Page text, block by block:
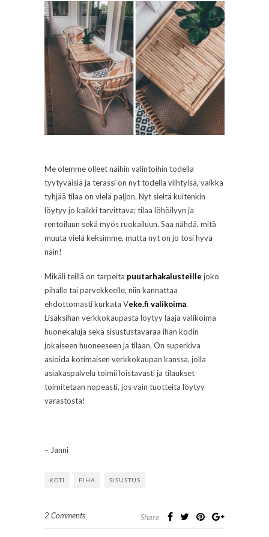
Me olemme olleet näihin valintoihin todella
tyytyväisiä ja terassi on nyt todella viihtyisä, vaikka
tyhjää tilaa on vielä paljon. Nyt sieltä kuitenkin
löytyy jo kaikki tarvittava; tilaa löhöilyyn ja
rentoiluun sekä myös ruokailuun. Saa nähdä, mitä
muuta vielä keksimme, mutta nyt on jo tosi hyvä
näin!
Mikäli teillä on tarpeita puutarhakalusteille joko
pihalle tai parvekkeelle, niin kannattaa
ehdottomasti kurkata Veke.fi valikoima.
Lisäksihän verkkokaupasta löytyy laaja valikoima
huonekaluja sekä sisustustavaraa ihan kodin
jokaiseen huoneeseen ja tilaan. On superkiva
asioida kotimaisen verkkokaupan kanssa, jolla
asiakaspalvelu toimii loistavasti ja tilaukset
toimitetaan nopeasti, jos vain tuotteita löytyy
varastosta!
– Janni
KOTI PIHA SISUSTUS
2 Comments Share